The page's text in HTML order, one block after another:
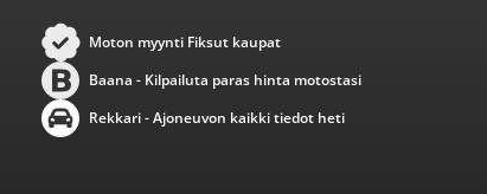
Moton myynti Fiksut kaupat
Baana - Kilpailuta paras hinta motostasi
Rekkari - Ajoneuvon kaikki tiedot heti